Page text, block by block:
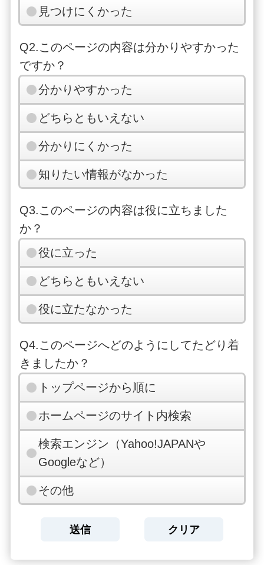
見つけにくかった
Q2.このページの内容は分かりやすかった
ですか？
分かりやすかった
どちらともいえない
分かりにくかった
知りたい情報がなかった
Q3.このページの内容は役に立ちました
か？
役に立った
どちらともいえない
役に立たなかった
Q4.このページへどのようにしてたどり着
きましたか？
トップページから順に
ホームページのサイト内検索
検索エンジン（Yahoo!JAPANや
Googleなど）
その他